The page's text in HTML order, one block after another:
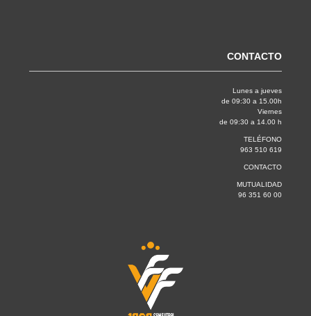
CONTACTO
Lunes a jueves
de 09:30 a 15.00h
Viernes
de 09:30 a 14.00 h
TELÉFONO
963 510 619
CONTACTO
MUTUALIDAD
96 351 60 00